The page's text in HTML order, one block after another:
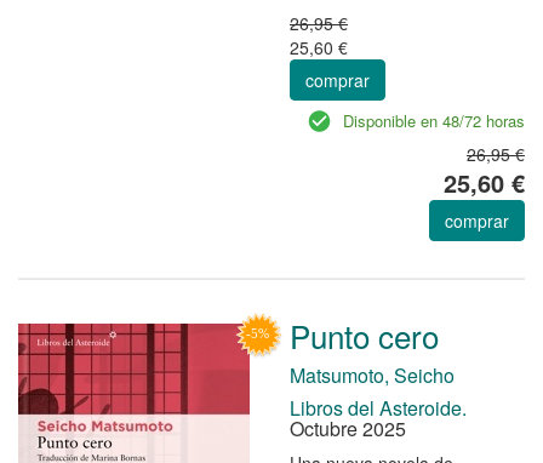
26,95 €
25,60 €
comprar
Disponible en 48/72 horas
26,95 €
25,60 €
comprar
Punto cero
Matsumoto, Seicho
Libros del Asteroide.
Octubre 2025